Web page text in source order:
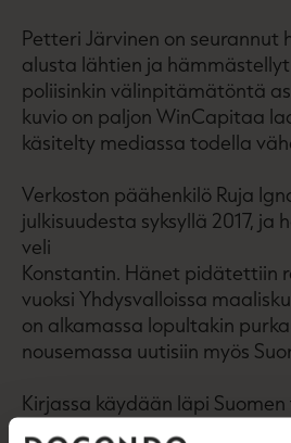
Petteri Järvinen on seurannut
alusta lähtien ja
poliisinkin välinpitämätöntä
kuvio on paljon WinCapitaa
käsitelty mediassa todella
Verkoston päähenkilö Ruja
julkisuudesta syksyllä 2017, ja
veli
Konstantin. Hänet pidätettiin
vuoksi Yhdysvalloissa
on alkamassa lopultakin
nousemassa uutisiin myös
Kirjassa käydään läpi
huijauksen tiimoilta. Järvisen